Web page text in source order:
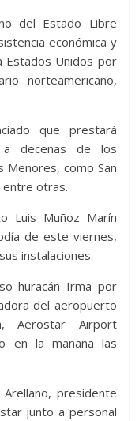
p
e
gr
a
m
a
g
e
del Estado Libre
económica y
Estados Unidos por
norteamericano,
que prestará
a decenas de los
Menores, como San
entre otras.
Luis Muñoz Marín
de este viernes,
instalaciones.
huracán Irma por
del aeropuerto
Aerostar Airport
en la mañana las
Arellano, presidente
junto a personal